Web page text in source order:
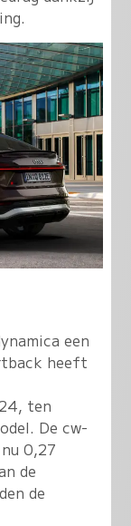
een
heeft
ten
De cw-
0,27
de
de